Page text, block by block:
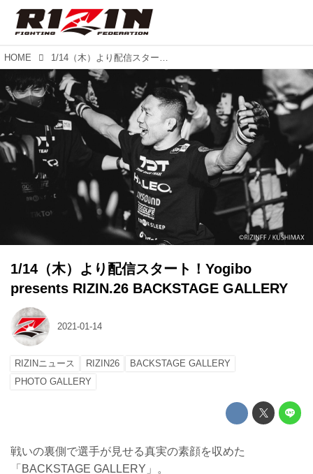
HOME 1/14（木）より配信スタート！Yogibo presents RIZIN.26 BACKSTAGE GALLERY
1/14（木）より配信スタート！Yogibo
presents RIZIN.26 BACKSTAGE GALLERY
2021-01-14
RIZINニュース RIZIN26
BACKSTAGE GALLERY
PHOTO GALLERY
戦いの裏側で選手が見せる真実の素顔を収めた
「BACKSTAGE GALLERY」。